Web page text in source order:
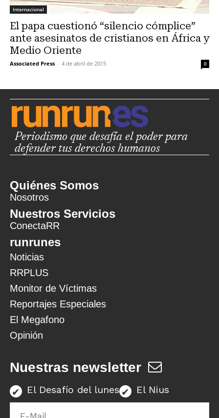
Internacional
El papa cuestionó “silencio cómplice”
ante asesinatos de cristianos en África y
Medio Oriente
Associated Press - 4 de abril de 2015 0
Periodismo que desafía el poder para
defender tus derechos humanos
Quiénes Somos
Nosotros
Nuestros Servicios
ConectaRR
runrunes
Noticias
RRPLUS
Monitor de Víctimas
Reportajes Especiales
El Megafono
Opinión
Nuestras newsletter
El Desafío del lunes El Nius